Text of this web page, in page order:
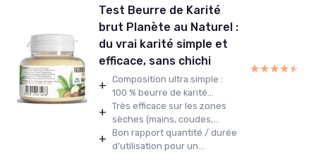
Test Beurre de Karité
brut Planète au Naturel :
du vrai karité simple et
efficace, sans chichi
+ Composition ultra simple :
100 % beurre de karité...
+ Très efficace sur les zones
sèches (mains, coudes,...
+ Bon rapport quantité / durée
d’utilisation pour un...
★★★★★
★★★★★